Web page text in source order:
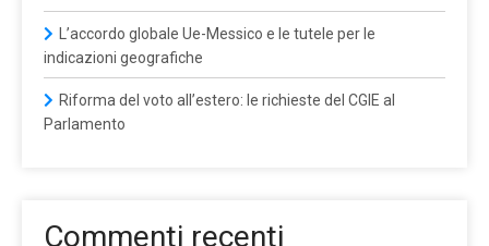
L’accordo globale Ue-Messico e le tutele per le
indicazioni geografiche
Riforma del voto all’estero: le richieste del CGIE al
Parlamento
Commenti recenti